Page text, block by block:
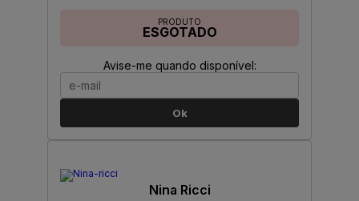
PRODUTO
ESGOTADO
Avise-me quando disponível:
Ok
Nina Ricci